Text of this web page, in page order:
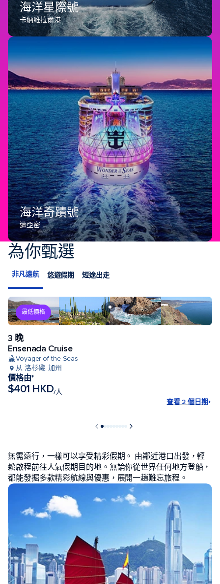
海洋星際號
卡納維拉爾港
海洋奇蹟號
邁亞密
為你甄選
非凡遠航 悠遊假期 短途出走
最低價格
3 晚
Ensenada Cruise
Voyager of the Seas
从 洛杉磯, 加州
價格由*
$401 HKD/人
查看 2 個日期
無需遠行，一樣可以享受精彩假期。 由鄰近港口出發，輕
鬆啟程前往人氣假期目的地。無論你從世界任何地方登船，
都能發掘多款精彩航線與優惠，展開一趟難忘旅程。